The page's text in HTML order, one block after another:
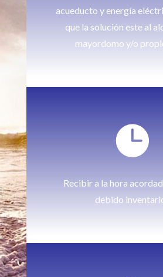
acueducto y energía
que la solución este al
mayordomo y/o

Recibir a la hora
debido